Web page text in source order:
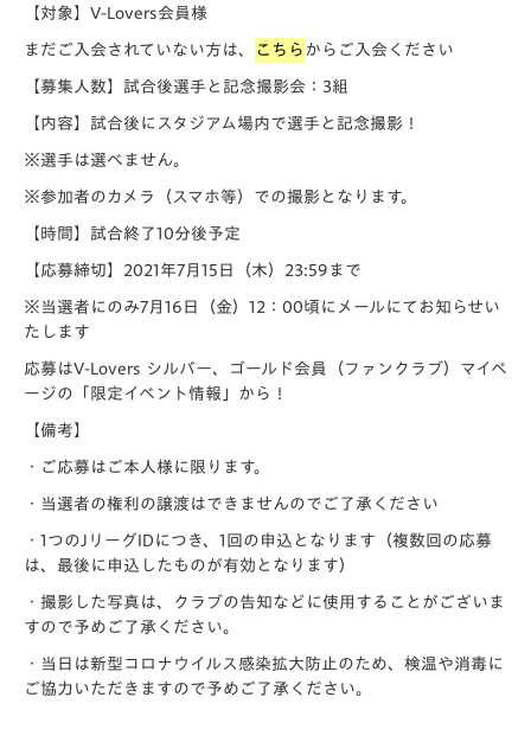
【対象】V-Lovers会員様
まだご入会されていない方は、 こちら からご入会ください
【募集人数】試合後選手と記念撮影会：3組
【内容】試合後にスタジアム場内で選手と記念撮影！
※選手は選べません。
※参加者のカメラ（スマホ等）での撮影となります。
【時間】試合終了10分後予定
【応募締切】2021年7月15日（木）23:59まで
※当選者にのみ7月16日（金）12：00頃にメールにてお知らせい
たします
応募はV-Lovers シルバー、ゴールド会員（ファンクラブ）マイペ
ージの「限定イベント情報」から！
【備考】
・ご応募はご本人様に限ります。
・当選者の権利の譲渡はできませんのでご了承ください
・1つのJリーグIDにつき、1回の申込となります（複数回の応募
は、最後に申込したものが有効となります）
・撮影した写真は、クラブの告知などに使用することがございま
すので予めご了承ください。
・当日は新型コロナウイルス感染拡大防止のため、検温や消毒に
ご協力いただきますので予めご了承ください。